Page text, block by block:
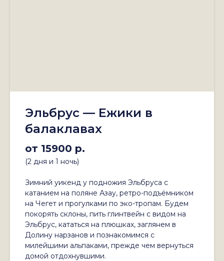
Эльбрус — Ежики в
балаклавах
от 15900 р.
(2 дня и 1 ночь)
Зимний уикенд у подножия Эльбруса с
катанием на поляне Азау, ретро-подъёмником
на Чегет и прогулками по эко-тропам. Будем
покорять склоны, пить глинтвейн с видом на
Эльбрус, кататься на плюшках, заглянем в
Долину нарзанов и познакомимся с
милейшими альпаками, прежде чем вернуться
домой отдохнувшими.